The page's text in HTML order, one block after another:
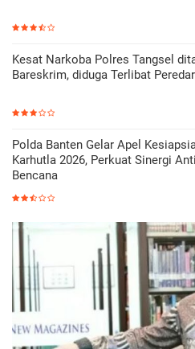
Kesat Narkoba Polres Tangsel
Bareskrim, diduga Terlibat
Polda Banten Gelar Apel
Karhutla 2026, Perkuat Sinergi
Bencana